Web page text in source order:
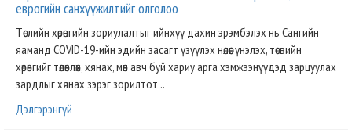
еврогийн санхүүжилтийг олголоо
Төслийн хөрөнгийн зориулалтыг ийнхүү дахин эрэмбэлэх нь Сангийн
яаманд COVID-19-ийн эдийн засагт үзүүлэх нөлөөг үнэлэх, төсвийн
хөрөнгийг төлөвлөх, хянах, мөн авч буй хариу арга хэмжээнүүдэд зарцуулах
зардлыг хянах зэрэг зорилтот ..
Дэлгэрэнгүй